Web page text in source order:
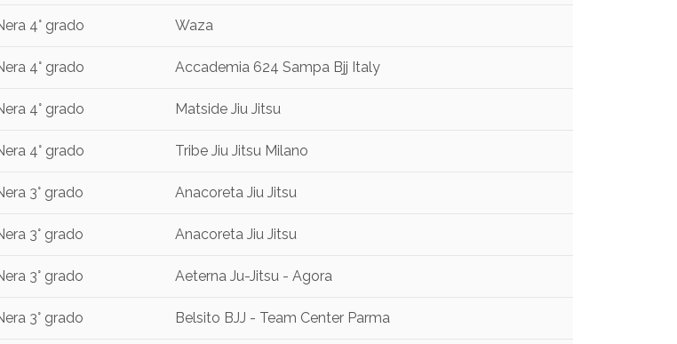
4° grado Waza
4° grado Accademia 624 Sampa Bjj Italy
4° grado Matside Jiu Jitsu
4° grado Tribe Jiu Jitsu Milano
3° grado Anacoreta Jiu Jitsu
3° grado Anacoreta Jiu Jitsu
3° grado Aeterna Ju-Jitsu - Agora
3° grado Belsito BJJ - Team Center Parma